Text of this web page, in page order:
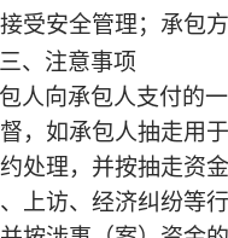
受安全管理；承包
、注意事项
人向承包人支付的
，如承包人抽走用
处理，并按抽走资
上访、经济纠纷等